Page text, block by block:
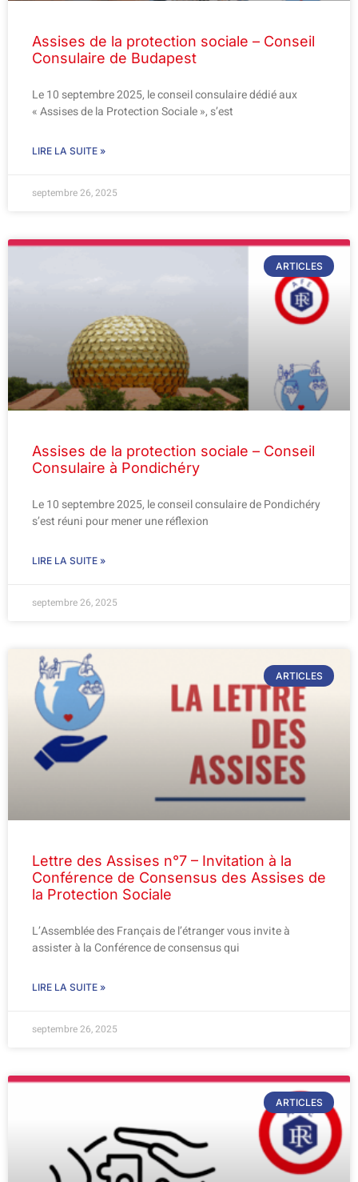
Assises de la protection sociale – Conseil
Consulaire de Budapest
Le 10 septembre 2025, le conseil consulaire dédié aux
« Assises de la Protection Sociale », s’est
LIRE LA SUITE »
septembre 26, 2025
ARTICLES
Assises de la protection sociale – Conseil
Consulaire à Pondichéry
Le 10 septembre 2025, le conseil consulaire de Pondichéry
s’est réuni pour mener une réflexion
LIRE LA SUITE »
septembre 26, 2025
ARTICLES
Lettre des Assises n°7 – Invitation à la
Conférence de Consensus des Assises de
la Protection Sociale
L’Assemblée des Français de l’étranger vous invite à
assister à la Conférence de consensus qui
LIRE LA SUITE »
septembre 26, 2025
ARTICLES